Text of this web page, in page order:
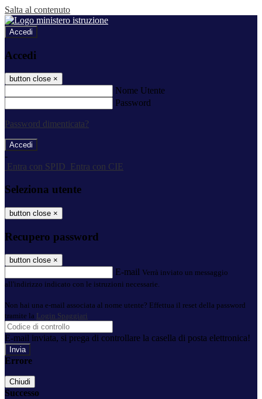
Salta al contenuto
Accedi
Accedi
button close ×
Nome Utente
Password
Password dimenticata?
-
Entra con SPID
Entra con CIE
Seleziona utente
button close ×
Recupero password
button close ×
E-mail Verrà inviato un messaggio
all'indirizzo indicato con le istruzioni necessarie.
Non hai una e-mail associata al nome utente? Effettua il reset della password
tramite la Login Spaggiari
E-mail inviata, si prega di controllare la casella di posta elettronica!
Errore
Chiudi
Successo